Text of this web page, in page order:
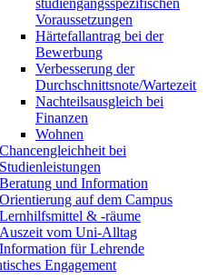
Voraussetzungen
Härtefallantrag bei der
Bewerbung
Verbesserung der
Durchschnittsnote/Wartezeit
Nachteilsausgleich bei
Finanzen
Wohnen
Chancengleichheit bei
Studienleistungen
Beratung und Information
Orientierung auf dem Campus
Lernhilfsmittel & -räume
Auszeit vom Uni-Alltag
Information für Lehrende
Engagement